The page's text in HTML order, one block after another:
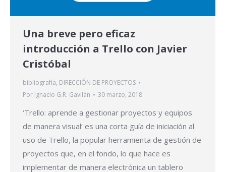
Una breve pero eficaz
introducción a Trello con Javier
Cristóbal
bibliografía, DIRECCIÓN DE PROYECTOS
Por Ignacio G.R. Gavilán 30 marzo, 2018
‘Trello: aprende a gestionar proyectos y equipos
de manera visual‘ es una corta guía de iniciación al
uso de Trello, la popular herramienta de gestión de
proyectos que, en el fondo, lo que hace es
implementar de manera electrónica un tablero